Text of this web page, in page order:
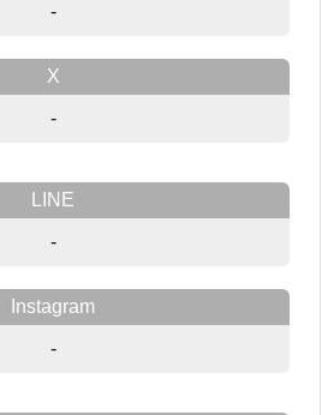
-
X
-
LINE
-
Instagram
-